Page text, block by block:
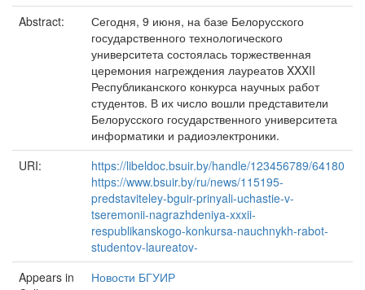
Abstract:
Сегодня, 9 июня, на базе Белорусского
государственного технологического
университета состоялась торжественная
церемония нагреждения лауреатов XXXII
Республиканского конкурса научных работ
студентов. В их число вошли представители
Белорусского государственного университета
информатики и радиоэлектроники.
URI:
https://libeldoc.bsuir.by/handle/123456789/64180
https://www.bsuir.by/ru/news/115195-
predstaviteley-bguir-prinyali-uchastie-v-
tseremonii-nagrazhdeniya-xxxii-
respublikanskogo-konkursa-nauchnykh-rabot-
studentov-laureatov-
Appears in
Новости БГУИР